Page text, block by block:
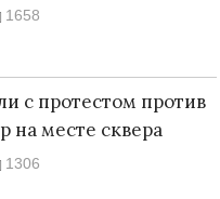
1658
с протестом против
на месте сквера
1306